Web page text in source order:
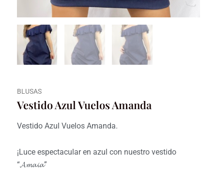
BLUSAS
Vestido Azul Vuelos Amanda
Vestido Azul Vuelos Amanda.
¡Luce espectacular en azul con nuestro vestido
“𝓐𝓶𝓪𝓲𝓪”